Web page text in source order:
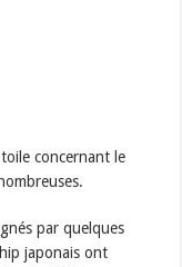
concernant le
par quelques
japonais ont